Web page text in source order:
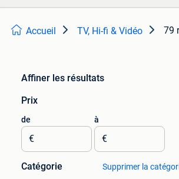
Accueil TV, Hi-fi & Vidéo 79
Affiner les résultats
Prix
de
€
à
€
Catégorie Supprimer la